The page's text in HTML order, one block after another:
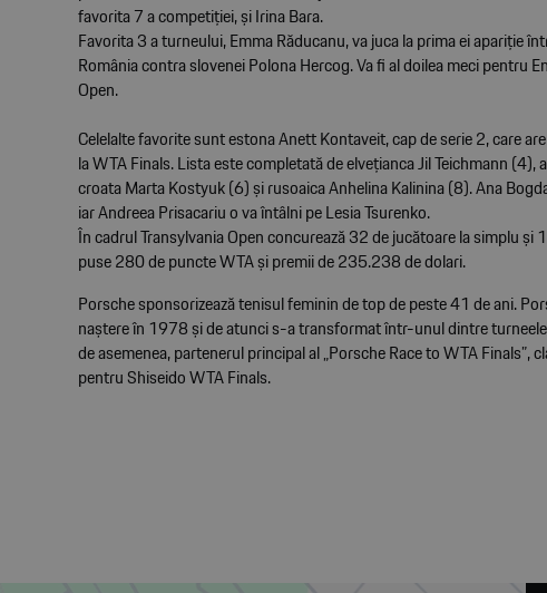
favorita 7 a competiției, și Irina Bara.
Favorita 3 a turneului, Emma Răducanu, va juca la prima ei apariție
România contra slovenei Polona Hercog. Va fi al doilea meci pentru
Open.
Celelalte favorite sunt estona Anett Kontaveit, cap de serie 2, care
la WTA Finals. Lista este completată de elvețianca Jil Teichmann (4),
croata Marta Kostyuk (6) și rusoaica Anhelina Kalinina (8). Ana
iar Andreea Prisacariu o va întâlni pe Lesia Tsurenko.
În cadrul Transylvania Open concurează 32 de jucătoare la simplu și
puse 280 de puncte WTA și premii de 235.238 de dolari.
Porsche sponsorizează tenisul feminin de top de peste 41 de ani.
naștere în 1978 și de atunci s-a transformat într-unul dintre
de asemenea, partenerul principal al „Porsche Race to WTA Finals”,
pentru Shiseido WTA Finals.